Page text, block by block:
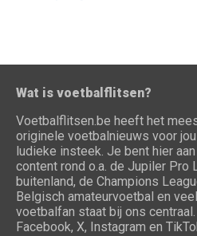
Wat is voetbalflitsen?
Voetbalflitsen.be heeft het
originele voetbalnieuws voor
ludieke insteek. Je bent hier
content rond o.a. de Jupiler Pro
buitenland, de Champions
Belgisch amateurvoetbal en
voetbalfan staat bij ons
Facebook, X, Instagram en